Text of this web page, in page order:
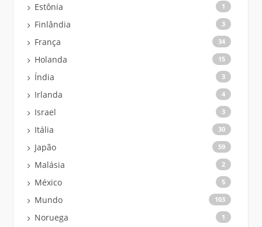
Estônia 1
Finlândia 3
França 34
Holanda 15
Índia 3
Irlanda 4
Israel 3
Itália 30
Japão 59
Malásia 2
México 5
Mundo 103
Noruega 1